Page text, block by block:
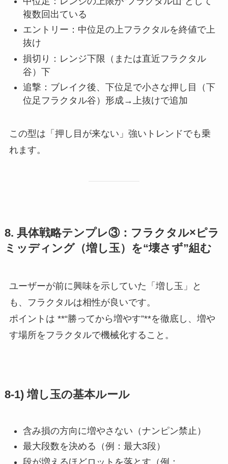
複数回出ている
エントリー：中位足の上フラクタルを終値で上
抜け
損切り：レンジ下限（または直近フラクタル
谷）下
追撃：ブレイク後、下位足で小さな押し目（下
位足フラクタル谷）形成→上抜けで追加
この型は「押し目が来ない」強いトレンドでも乗
れます。
8. 具体戦略テンプレ③：フラクタル×ピラ
ミッディング（増し玉）を“壊さず”組む
ユーザーが前に興味を示していた「増し玉」と
も、フラクタルは相性が良いです。
ポイントは **“勝ってから増やす”**を徹底し、増や
す場所をフラクタルで機械化すること。
8-1) 増し玉の基本ルール
含み損の方向に増やさない（ナンピン禁止）
最大段数を決める（例：最大3段）
段が増えるほどロットを落とす（例：